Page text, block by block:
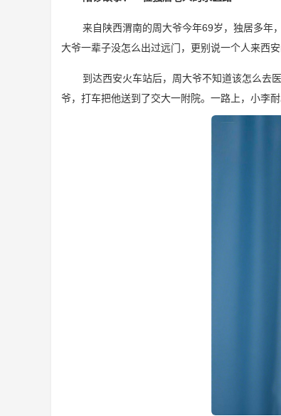
来自陕西渭南的周大爷今年69岁，独居多年
大爷一辈子没怎么出过远门，更别说一个人来西
到达西安火车站后，周大爷不知道该怎么去
爷，打车把他送到了交大一附院。一路上，小李